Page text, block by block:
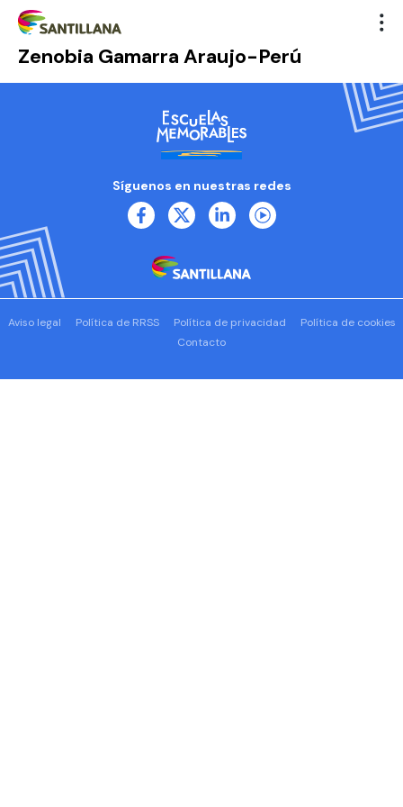
Zenobia Gamarra Araujo-Perú
Síguenos en nuestras redes
Aviso legal Política de RRSS Política de privacidad
Política de cookies
Contacto